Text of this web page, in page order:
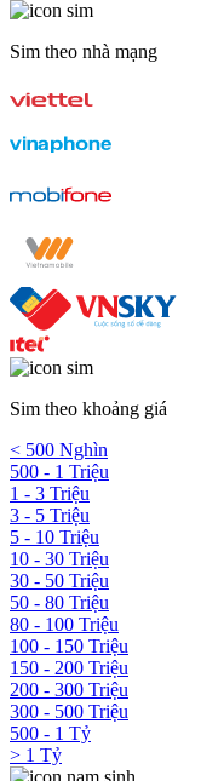
Sim theo nhà mạng
Sim theo khoảng giá
< 500 Nghìn
500 - 1 Triệu
1 - 3 Triệu
3 - 5 Triệu
5 - 10 Triệu
10 - 30 Triệu
30 - 50 Triệu
50 - 80 Triệu
80 - 100 Triệu
100 - 150 Triệu
150 - 200 Triệu
200 - 300 Triệu
300 - 500 Triệu
500 - 1 Tỷ
> 1 Tỷ